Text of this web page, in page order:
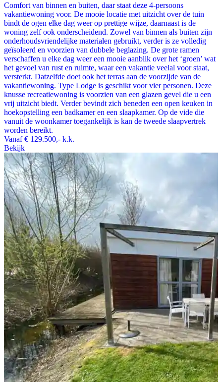
Comfort van binnen en buiten, daar staat deze 4-persoons
vakantiewoning voor. De mooie locatie met uitzicht over de tuin
bindt de ogen elke dag weer op prettige wijze, daarnaast is de
woning zelf ook onderscheidend. Zowel van binnen als buiten zijn
onderhoudsvriendelijke materialen gebruikt, verder is ze volledig
geïsoleerd en voorzien van dubbele beglazing. De grote ramen
verschaffen u elke dag weer een mooie aanblik over het ‘groen’ wat
het gevoel van rust en ruimte, waar een vakantie veelal voor staat,
versterkt. Datzelfde doet ook het terras aan de voorzijde van de
vakantiewoning. Type Lodge is geschikt voor vier personen. Deze
knusse recreatiewoning is voorzien van een glazen gevel die u een
vrij uitzicht biedt. Verder bevindt zich beneden een open keuken in
hoekopstelling een badkamer en een slaapkamer. Op de vide die
vanuit de woonkamer toegankelijk is kan de tweede slaapvertrek
worden bereikt.
Vanaf € 129.500,- k.k.
Bekijk